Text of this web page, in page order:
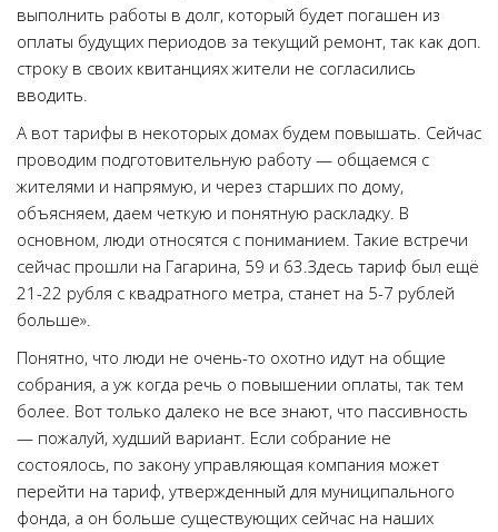
выполнить работы в долг, который будет погашен из
оплаты будущих периодов за текущий ремонт, так как доп.
строку в своих квитанциях жители не согласились
вводить.
А вот тарифы в некоторых домах будем повышать. Сейчас
проводим подготовительную работу — общаемся с
жителями и напрямую, и через старших по дому,
объясняем, даем четкую и понятную раскладку. В
основном, люди относятся с пониманием. Такие встречи
сейчас прошли на Гагарина, 59 и 63.Здесь тариф был ещё
21-22 рубля с квадратного метра, станет на 5-7 рублей
больше».
Понятно, что люди не очень-то охотно идут на общие
собрания, а уж когда речь о повышении оплаты, так тем
более. Вот только далеко не все знают, что пассивность
— пожалуй, худший вариант. Если собрание не
состоялось, по закону управляющая компания может
перейти на тариф, утвержденный для муниципального
фонда, а он больше существующих сейчас на наших